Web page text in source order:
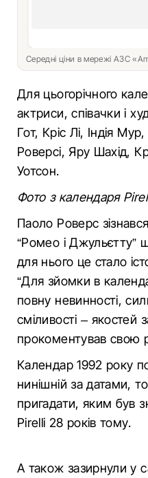
Середні ціни в мережі АЗС
Для цьогорічного
актриси, співачки і
Гот, Кріс Лі, Індія
Роверсі, Яру Шахід,
Уотсон.
Фото з календаря
Паоло Роверс
“Ромео і Джульєтту”
для нього це стало
“Для зйомки в
повну невинності,
сміливості – якостей
прокоментував свою
Календар 1992 року
нинішній за датами,
пригадати, яким був
Pirelli 28 років тому.
А також зазирнули у